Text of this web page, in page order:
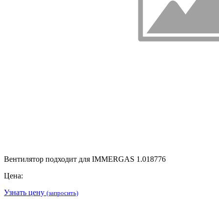
Вентилятор подходит для IMMERGAS 1.018776
Цена:
Узнать цену (запросить)